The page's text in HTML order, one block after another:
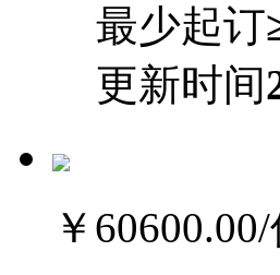
最少起订
更新时间
￥60600.00/